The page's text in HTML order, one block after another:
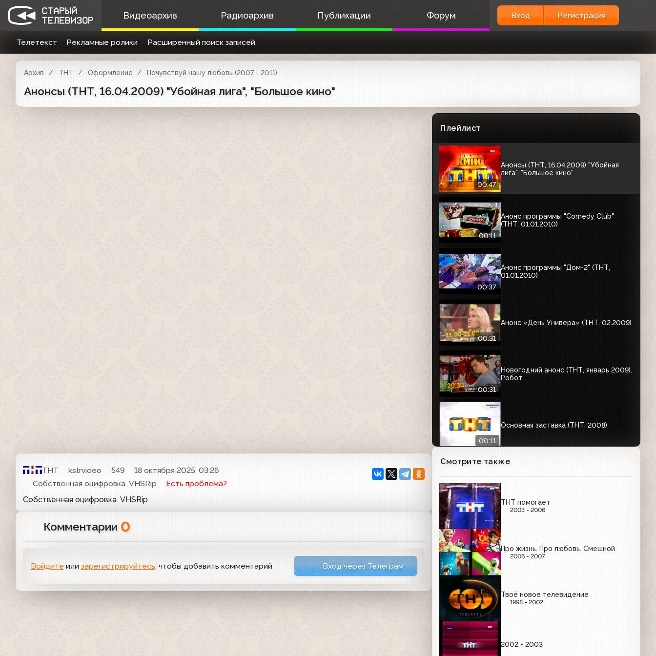
Видеоархив Радиоархив Публикации Форум Вход Регистрация
Телетекст Рекламные ролики Расширенный поиск записей
Архив ТНТ Оформление Почувствуй нашу любовь (2007 - 2011)
Анонсы (ТНТ, 16.04.2009) "Убойная лига", "Большое кино"
ТНТ kstrvideo 549
18 октября 2025, 03:26
Собственная оцифровка. VHSRip
Есть проблема?
Собственная оцифровка. VHSRip
Комментарии 0
Войдите или зарегистрируйтесь, чтобы добавить комментарий Вход через Телеграм
Плейлист
00:21
Анонс программы "Дом-2" и
рекламная заставка (ТНТ, 18.06.2009)
Анонс программы "Такси" (ТНТ,
00:21
Анонс сериала "Универ" (ТНТ, апрель
00:47
Анонсы (ТНТ, 16.04.2009) "Убойная
лига", "Большое кино"
00:11
Анонс программы "Comedy Club"
(ТНТ, 01.01.2010)
00:37
Анонс программы "Дом-2" (ТНТ,
01.01.2010)
00:31
Анонс «День Универа» (ТНТ, 02.2009)
00:31
Новогодний анонс (ТНТ, январь 2009).
Робот
00:11
Основная заставка (ТНТ, 2008)
00:31
Заставка (ТНТ, 2007-2009)
00:07
00:30
01:07
Смотрите также
ТНТ помогает
2003 - 2006
Про жизнь. Про любовь. Смешной
2006 - 2007
Твоё новое телевидение
1998 - 2002
2002 - 2003